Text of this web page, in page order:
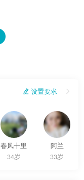
 设置要求 
春风十里
34岁
阿兰
33岁